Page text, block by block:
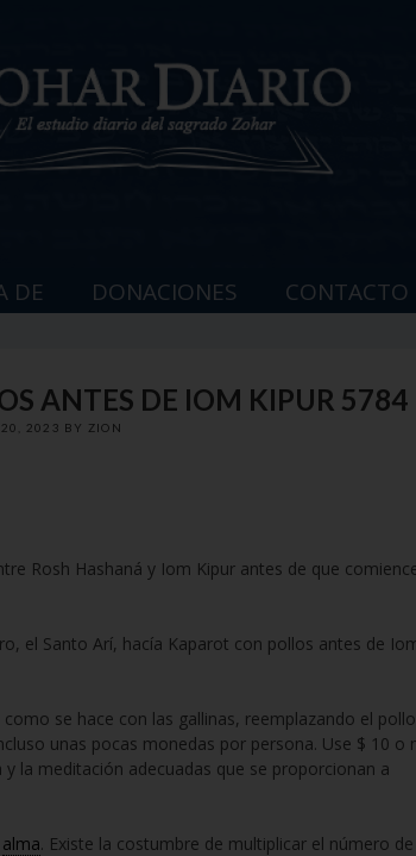
DE DONACIONES CONTACTO
ANTES DE IOM KIPUR 5784
20, 2023 BY ZION
Rosh Hashaná y Iom Kipur antes de que
el Santo Arí, hacía Kaparot con pollos antes de
se hace con las gallinas, reemplazando el pollo
unas pocas monedas por persona. Use $ 10 o
la meditación adecuadas que se proporcionan a
alma. Existe la costumbre de multiplicar el número de